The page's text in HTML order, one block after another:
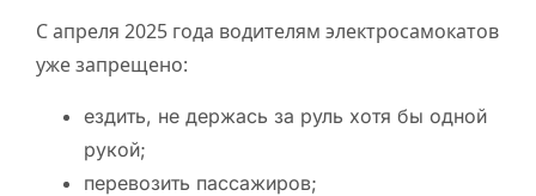
С апреля 2025 года водителям электросамокатов
уже запрещено:
ездить, не держась за руль хотя бы одной
рукой;
перевозить пассажиров;